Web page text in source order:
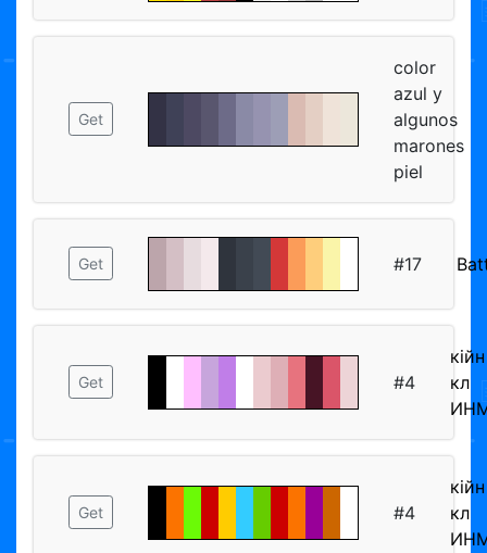
Get
color
azul y
algunos
marones
piel
Get #17
Get #4
кiйн
кл
Get #4
кiйн
кл